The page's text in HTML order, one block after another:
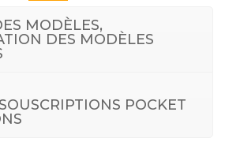
MODÈLES,
DES MODÈLES
POCKET